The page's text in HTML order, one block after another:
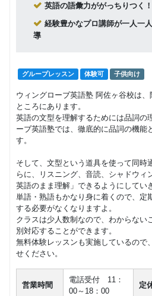
英語の語彙力ががっちりつく！
経験豊かなプロ講師が一人一
導
グループレッスン 体験可 子供向け
ウィングローブ英語塾 阿佐ヶ谷校は
ところにあります。
英語の文型を理解するためには品詞の
ーブ英語塾では、徹底的に品詞の機能
す。
そして、文型という道具を使って同時
らに、リスニング、音読、シャドウィ
英語のまま理解」できるようにしてい
単語・熟語もかなり身に着くので、定
する必要がなくなりますよ。
クラスは少人数制なので、わからない
別対応することができます。
無料体験レッスンも実施しているので
せください。
営業時間
電話受付 11：
00～18：00
定